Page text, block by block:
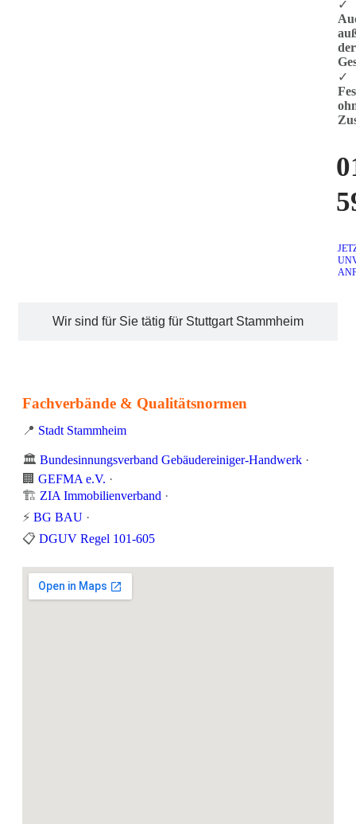
Wir sind für Sie tätig für Stuttgart Stammheim
✓
der
✓
Fachverbände & Qualitätsnormen
📍 Stadt Stammheim
🏛️ Bundesinnungsverband Gebäudereiniger-Handwerk ·
🏢 GEFMA e.V. ·
🏗️ ZIA Immobilienverband ·
⚡ BG BAU ·
📋 DGUV Regel 101-605